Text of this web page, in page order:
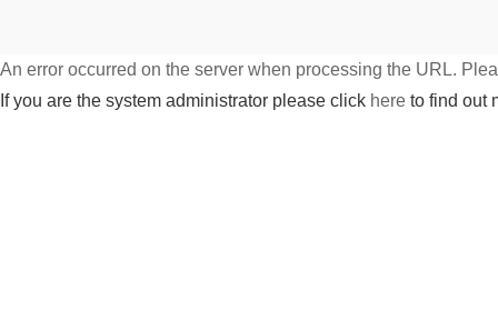
An error occurred on the server when processing the URL.
If you are the system administrator please click here to find out